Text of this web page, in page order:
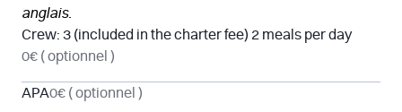
anglais.
Crew: 3 (included in the charter fee) 2 meals per day
0€ ( optionnel )
APA0€ ( optionnel )